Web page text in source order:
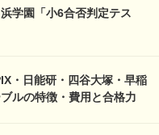
学園「小6合否判定テス
・日能研・四谷大塚・早稲
ルの特徴・費用と合格力